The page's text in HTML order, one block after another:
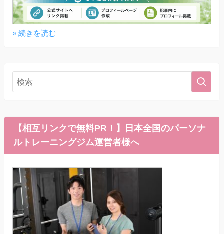
» 続きを読む
【相互リンクで無料PR！】日本全国のパーソナ
ルトレーニングジム運営者様へ